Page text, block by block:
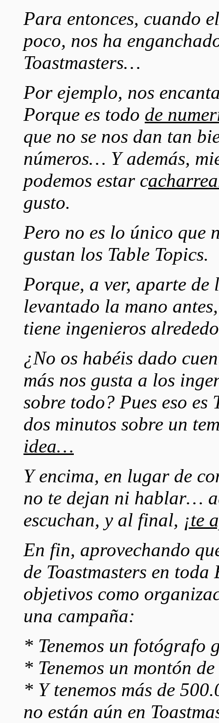
Para entonces, cuando
poco, nos ha
Toastmasters…
Por ejemplo, nos
Porque es todo de
que no se nos dan tan
números… Y además,
podemos estar c
gusto.
Pero no es lo único que
gustan los Table Topics.
Porque, a ver, aparte de
levantado la mano
tiene ingenieros
¿No os habéis dado
más nos gusta a los
sobre todo? Pues eso
dos minutos sobre un
idea…
Y encima, en lugar de
no te dejan ni hablar…
escuchan, y al final, ¡te
En fin, aprovechando
de Toastmasters en
objetivos como
una campaña:
* Tenemos un fotógrafo
* Tenemos un montón
* Y tenemos más de
no están aún en